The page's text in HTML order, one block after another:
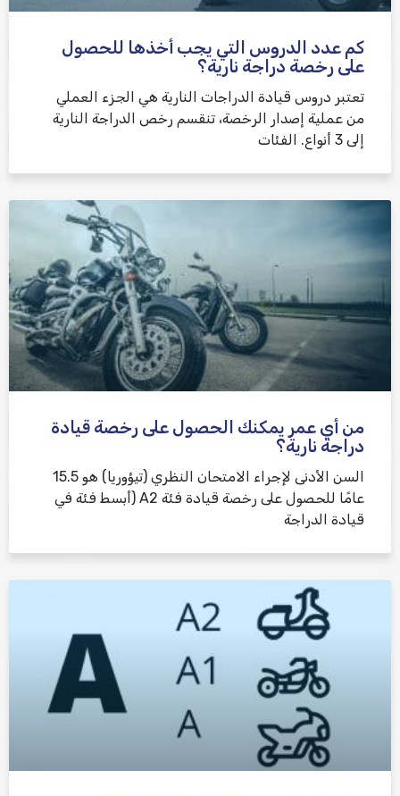
كم عدد الدروس التي يجب أخذها للحصول
على رخصة دراجة نارية؟
تعتبر دروس قيادة الدراجات النارية هي الجزء العملي
من عملية إصدار الرخصة، تنقسم رخص الدراجة النارية
إلى 3 أنواع. الفئات
من أي عمر يمكنك الحصول على رخصة قيادة
دراجة نارية؟
السن الأدنى لإجراء الامتحان النظري (تيؤوريا) هو 15.5
عامًا للحصول على رخصة قيادة فئة A2 (أبسط فئة في
قيادة الدراجة